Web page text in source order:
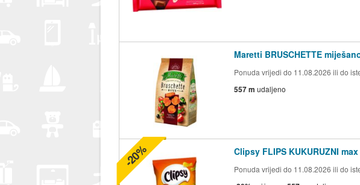
Maretti BRUSCHETTE
Ponuda vrijedi do 11.08.2026 ili do
557 m udaljeno
Clipsy FLIPS KUKURUZNI
Ponuda vrijedi do 11.08.2026 ili do
-20%